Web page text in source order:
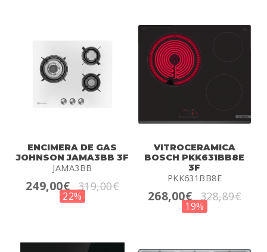
ENCIMERA DE GAS
JOHNSON JAMA3BB 3F
JAMA3BB
249,00€ 319,00€
22%
VITROCERAMICA
BOSCH PKK631BB8E
3F
PKK631BB8E
268,00€ 328,89€
19%